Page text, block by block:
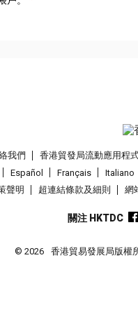
我們 香港貿發局流動應用程
Español
Français Italiano
聲明
超連結條款及細則 網
關注 HKTDC
© 2026 香港貿易發展局版權